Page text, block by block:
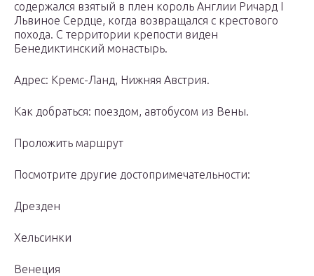
содержался взятый в плен король Англии Ричард I
Львиное Сердце, когда возвращался с крестового
похода. С территории крепости виден
Бенедиктинский монастырь.
Адрес: Кремс-Ланд, Нижняя Австрия.
Как добраться: поездом, автобусом из Вены.
Проложить маршрут
Посмотрите другие достопримечательности:
Дрезден
Хельсинки
Венеция